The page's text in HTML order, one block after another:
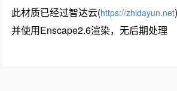
此材质已经过智达云(https://zhidayun.net
并使用Enscape2.6渲染，无后期处理